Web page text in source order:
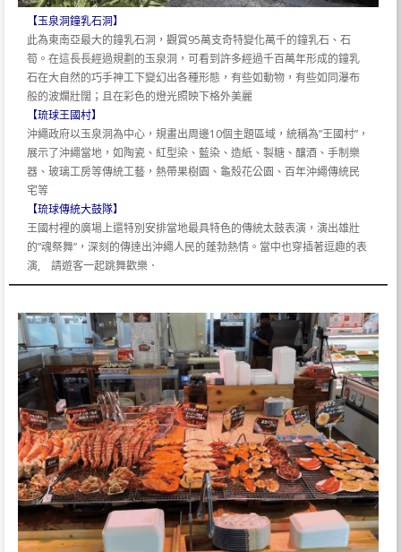
【玉泉洞鐘乳石洞】
此為東南亞最大的鐘乳石洞，觀賞95萬支奇特變化萬千的鐘乳石、石
筍。在這長長經過規劃的玉泉洞，可看到許多經過千百萬年形成的鐘乳
石在大自然的巧手神工下變幻出各種形態，有些如動物，有些如同瀑布
般的波爛壯闊；且在彩色的燈光照映下格外美麗
【琉球王國村】
沖繩政府以玉泉洞為中心，規畫出周邊10個主題區域，統稱為”王國村”，
展示了沖繩當地，如陶瓷、紅型染、藍染、造紙、製糖、釀酒、手制樂
器、玻璃工房等傳統工藝，熱帶果樹園、龜殼花公園、百年沖繩傳統民
宅等
【琉球傳統大鼓隊】
王國村裡的廣場上還特別安排當地最具特色的傳統太鼓表演，演出雄壯
的”魂祭舞”，深刻的傳達出沖繩人民的蓬勃熱情。當中也穿插著逗趣的表
演, 請遊客一起跳舞歡樂．